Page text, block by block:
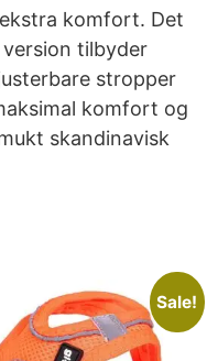
komfort. Det
version tilbyder
stropper
komfort og
skandinavisk
Sale!